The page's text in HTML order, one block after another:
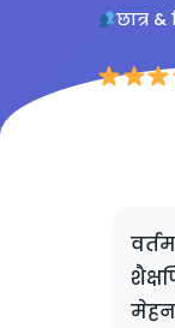
छात्र